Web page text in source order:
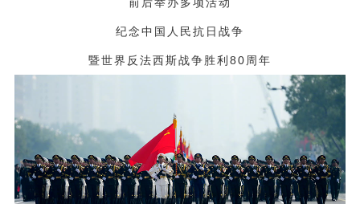
纪念中国人民抗日战争
暨世界反法西斯战争胜利 80 周年